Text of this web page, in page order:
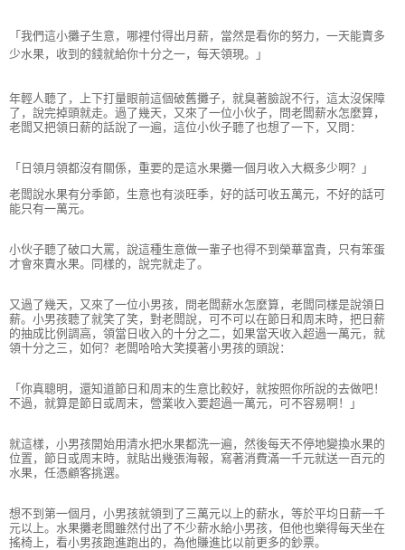
「我們這小攤子生意，哪裡付得出月薪，當然是看你的努力，一天能賣多
少水果，收到的錢就給你十分之一，每天領現。」
年輕人聽了，上下打量眼前這個破舊攤子，就臭著臉說不行，這太沒保障
了，說完掉頭就走。過了幾天，又來了一位小伙子，問老闆薪水怎麼算，
老闆又把領日薪的話說了一遍，這位小伙子聽了也想了一下，又問：
「日領月領都沒有關係，重要的是這水果攤一個月收入大概多少啊？」
老闆說水果有分季節，生意也有淡旺季，好的話可收五萬元，不好的話可
能只有一萬元。
小伙子聽了破口大罵，說這種生意做一輩子也得不到榮華富貴，只有笨蛋
才會來賣水果。同樣的，說完就走了。
又過了幾天，又來了一位小男孩，問老闆薪水怎麼算，老闆同樣是說領日
薪。小男孩聽了就笑了笑，對老闆說，可不可以在節日和周末時，把日薪
的抽成比例調高，領當日收入的十分之二，如果當天收入超過一萬元，就
領十分之三，如何？老闆哈哈大笑摸著小男孩的頭說：
「你真聰明，還知道節日和周末的生意比較好，就按照你所說的去做吧！
不過，就算是節日或周末，營業收入要超過一萬元，可不容易啊！」
就這樣，小男孩開始用清水把水果都洗一遍，然後每天不停地變換水果的
位置，節日或周末時，就貼出幾張海報，寫著消費滿一千元就送一百元的
水果，任憑顧客挑選。
想不到第一個月，小男孩就領到了三萬元以上的薪水，等於平均日薪一千
元以上。水果攤老闆雖然付出了不少薪水給小男孩，但他也樂得每天坐在
搖椅上，看小男孩跑進跑出的，為他賺進比以前更多的鈔票。